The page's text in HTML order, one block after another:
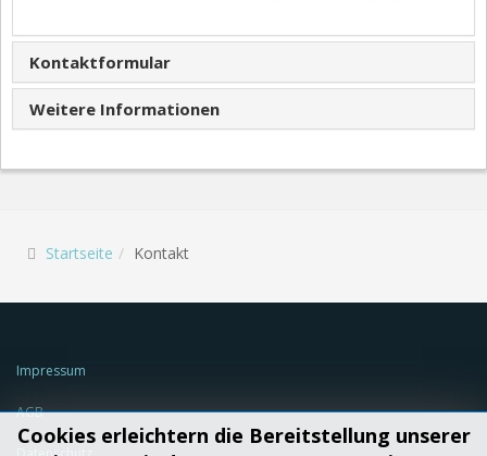
Kontaktformular
Weitere Informationen
Startseite Kontakt
Cookies erleichtern die Bereitstellung unserer
Impressum
AGB